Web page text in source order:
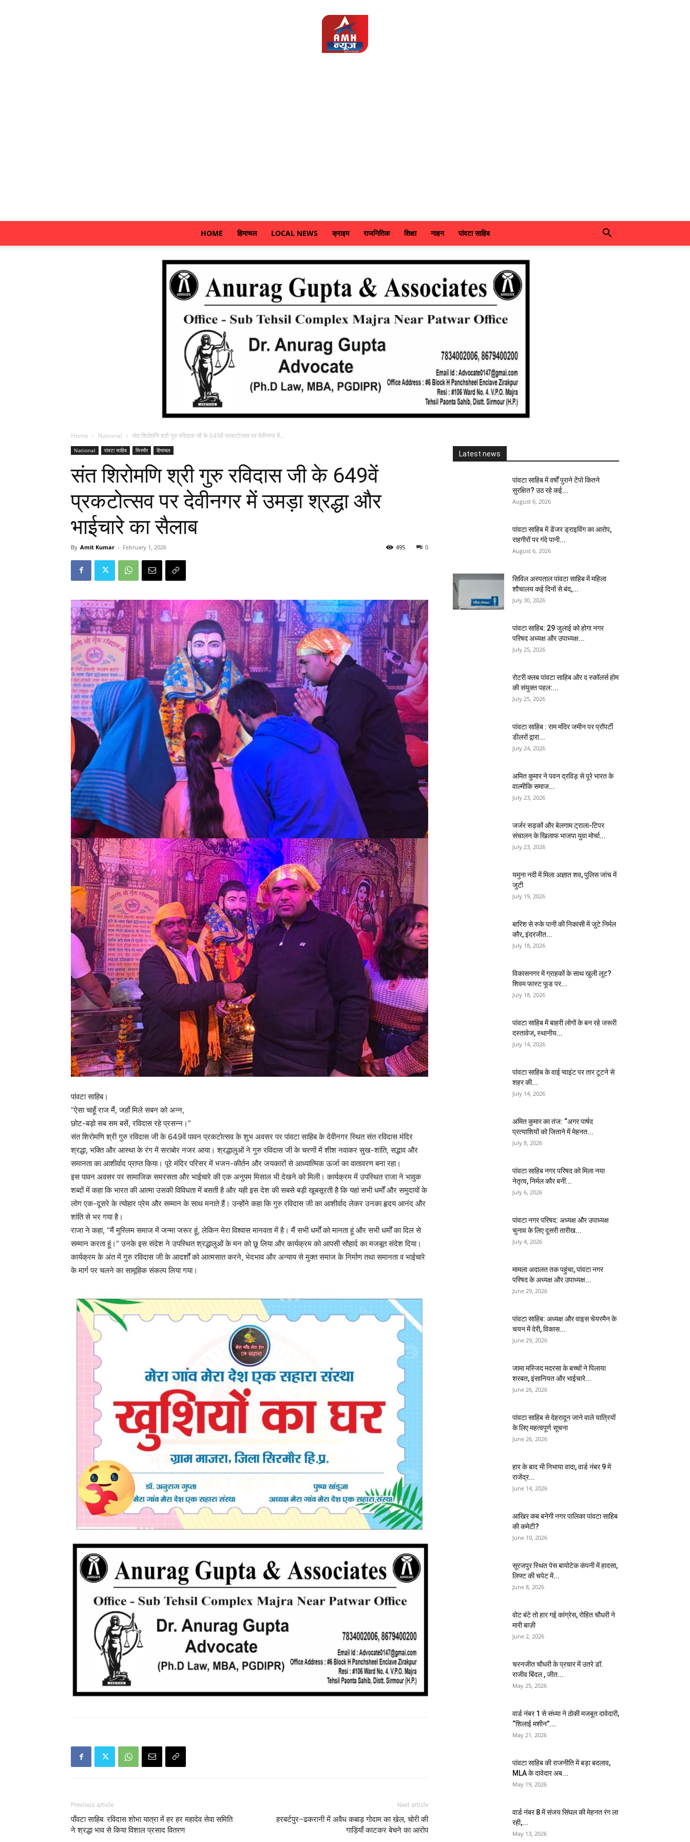
HOME हिमाचल LOCAL NEWS क्राइम राजनितिक शिक्षा नाहन पांवटा साहिब
Home National संत शिरोमणि श्री गुरु रविदास जी के 649वें प्रकटोत्सव पर देवीनगर में...
National पांवटा साहिब सिरमौर हिमाचल
संत शिरोमणि श्री गुरु रविदास जी के 649वें
प्रकटोत्सव पर देवीनगर में उमड़ा श्रद्धा और
भाईचारे का सैलाब
By Amit Kumar - February 1, 2026 0
495
पांवटा साहिब।
“ऐसा चाहूँ राज मैं, जहाँ मिले सबन को अन्न,
छोट-बड़ो सब सम बसें, रविदास रहे प्रसन्न।”
संत शिरोमणि श्री गुरु रविदास जी के 649वें पावन प्रकटोत्सव के शुभ अवसर पर पांवटा साहिब के देवीनगर स्थित संत रविदास मंदिर
श्रद्धा, भक्ति और आस्था के रंग में सराबोर नजर आया। श्रद्धालुओं ने गुरु रविदास जी के चरणों में शीश नवाकर सुख-शांति, सद्भाव और
समानता का आशीर्वाद प्राप्त किया। पूरे मंदिर परिसर में भजन-कीर्तन और जयकारों से आध्यात्मिक ऊर्जा का वातावरण बना रहा।
इस पावन अवसर पर सामाजिक समरसता और भाईचारे की एक अनुपम मिसाल भी देखने को मिली। कार्यक्रम में उपस्थित राजा ने भावुक
शब्दों में कहा कि भारत की आत्मा उसकी विविधता में बसती है और यही इस देश की सबसे बड़ी खूबसूरती है कि यहां सभी धर्मों और समुदायों के
लोग एक-दूसरे के त्योहार प्रेम और सम्मान के साथ मनाते हैं। उन्होंने कहा कि गुरु रविदास जी का आशीर्वाद लेकर उनका हृदय आनंद और
शांति से भर गया है।
राजा ने कहा, “मैं मुस्लिम समाज में जन्मा जरूर हूं, लेकिन मेरा विश्वास मानवता में है। मैं सभी धर्मों को मानता हूं और सभी धर्मों का दिल से
सम्मान करता हूं।” उनके इस संदेश ने उपस्थित श्रद्धालुओं के मन को छू लिया और कार्यक्रम को आपसी सौहार्द का मजबूत संदेश दिया।
कार्यक्रम के अंत में गुरु रविदास जी के आदर्शों को आत्मसात करने, भेदभाव और अन्याय से मुक्त समाज के निर्माण तथा समानता व भाईचारे
के मार्ग पर चलने का सामूहिक संकल्प लिया गया।
Previous article
पाँवटा साहिब: रविदास शोभा यात्रा में हर हर महादेव सेवा समिति
ने श्रद्धा भाव से किया विशाल प्रसाद वितरण
Next article
हरबर्टपुर–ढकरानी में अवैध कबाड़ गोदाम का खेल, चोरी की
गाड़ियाँ काटकर बेचने का आरोप
Latest news
पांवटा साहिब में वर्षों पुराने टेंपो कितने
सुरक्षित? उठ रहे कई...
August 6, 2026
पांवटा साहिब में डेंजर ड्राइविंग का आरोप,
राहगीरों पर गंदे पानी...
August 6, 2026
सिविल अस्पताल पांवटा साहिब में महिला
शौचालय कई दिनों से बंद,...
July 30, 2026
पांवटा साहिब: 29 जुलाई को होगा नगर
परिषद अध्यक्ष और उपाध्यक्ष...
July 25, 2026
​रोटरी क्लब पांवटा साहिब और द स्कॉलर्स होम
की संयुक्त पहल:...
July 25, 2026
पांवटा साहिब : राम मंदिर जमीन पर प्रॉपर्टी
डीलरों द्वारा...
July 24, 2026
अमित कुमार ने पवन द्रविड़ से पूरे भारत के
वाल्मीकि समाज...
July 23, 2026
जर्जर सड़कों और बेलगाम ट्राला-टिपर
संचालन के खिलाफ भाजपा युवा मोर्चा...
July 23, 2026
यमुना नदी में मिला अज्ञात शव, पुलिस जांच में
जुटी
July 19, 2026
बारिश से रुके पानी की निकासी में जुटे निर्मल
कौर, इंदरजीत...
July 18, 2026
विकासनगर में ग्राहकों के साथ खुली लूट?
शिवम फास्ट फूड पर...
July 18, 2026
पांवटा साहिब में बाहरी लोगों के बन रहे जरूरी
दस्तावेज, स्थानीय...
July 14, 2026
पांवटा साहिब के वाई प्वाइंट पर तार टूटने से
शहर की...
July 14, 2026
अमित कुमार का तंज: “अगर पार्षद
प्रत्याशियों को जिताने में मेहनत...
July 8, 2026
पांवटा साहिब नगर परिषद को मिला नया
नेतृत्व, निर्मल कौर बनीं...
July 6, 2026
पांवटा नगर परिषद: अध्यक्ष और उपाध्यक्ष
चुनाव के लिए दूसरी तारीख...
July 4, 2026
मामला अदालत तक पहुंचा, पांवटा नगर
परिषद के अध्यक्ष और उपाध्यक्ष...
June 29, 2026
पांवटा साहिब: अध्यक्ष और वाइस चेयरमैन के
चयन में देरी, विकास...
June 29, 2026
जामा मस्जिद मदरसा के बच्चों ने पिलाया
शरबत, इंसानियत और भाईचारे...
June 26, 2026
पांवटा साहिब से देहरादून जाने वाले यात्रियों
के लिए महत्वपूर्ण सूचना
June 26, 2026
हार के बाद भी निभाया वादा, वार्ड नंबर 9 में
राजेंद्र...
June 14, 2026
आखिर कब बनेगी नगर पालिका पांवटा साहिब
की कमेटी?
June 10, 2026
सूरजपुर स्थित पेस बायोटेक कंपनी में हादसा,
लिफ्ट की चपेट में...
June 8, 2026
वोट बंटे तो हार गई कांग्रेस, रोहित चौधरी ने
मारी बाज़ी
June 2, 2026
चरनजीत चौधरी के प्रचार में उतरे डॉ.
राजीव बिंदल , जीत...
May 25, 2026
वार्ड नंबर 1 से संध्या ने ठोकी मजबूत दावेदारी,
“शिलाई मशीन”...
May 21, 2026
पांवटा साहिब की राजनीति में बड़ा बदलाव,
MLA के दावेदार अब...
May 19, 2026
वार्ड नंबर 8 में संजय सिंघल की मेहनत रंग ला
रही,...
May 13, 2026